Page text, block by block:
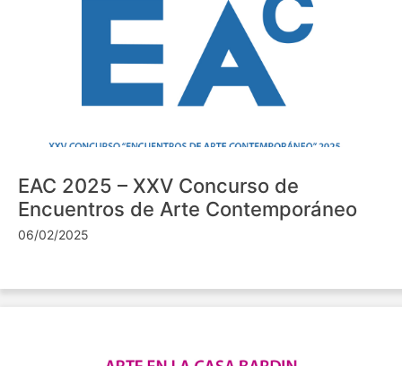
EAC 2025 – XXV Concurso de
Encuentros de Arte Contemporáneo
06/02/2025